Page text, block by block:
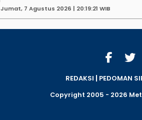
Jumat, 7 Agustus 2026 | 20:19:21 WIB
REDAKSI | PEDOMAN
Copyright 2005 - 2026